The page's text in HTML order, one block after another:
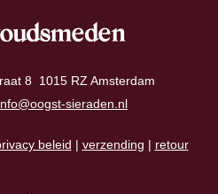
8 1015 RZ Amsterdam
sieraden.nl
beleid | verzending | retour